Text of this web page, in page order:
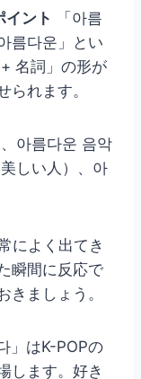
ント
「아름
름다운」とい
名詞」の形が
られます。
아름다운 음악
しい人）、아
によく出てき
瞬間に反応で
きましょう。
」はK-POPの
します。好き